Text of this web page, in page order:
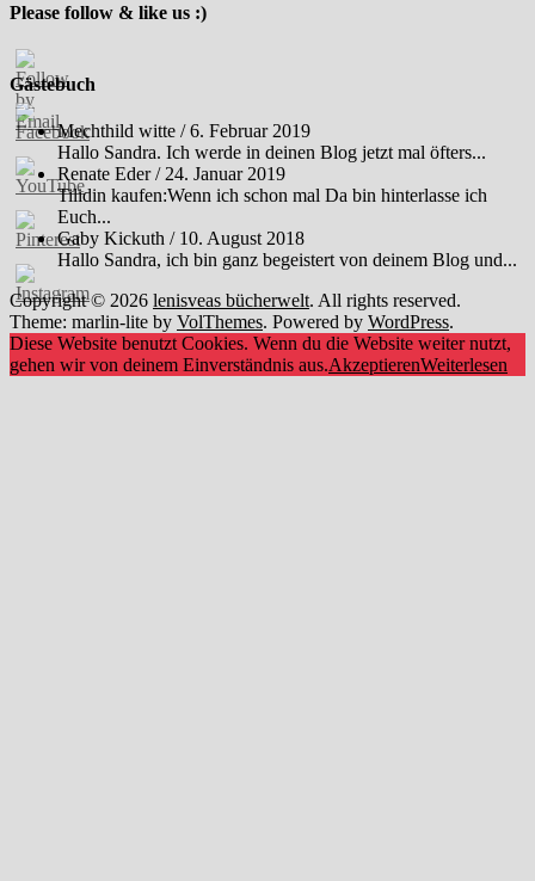
Please follow & like us :)
Gästebuch
Mechthild witte /6. Februar 2019
Hallo Sandra. Ich werde in deinen Blog jetzt mal öfters...
Renate Eder/24. Januar 2019
Tilidin kaufen:Wenn ich schon mal Da bin hinterlasse ich
Euch...
Gaby Kickuth / 10. August 2018
Hallo Sandra, ich bin ganz begeistert von deinem Blog und...
Copyright © 2026 lenisveas bücherwelt. All rights reserved.
Theme: marlin-lite by VolThemes. Powered by WordPress.
Diese Website benutzt Cookies. Wenn du die Website weiter nutzt,
gehen wir von deinem Einverständnis aus.AkzeptierenWeiterlesen